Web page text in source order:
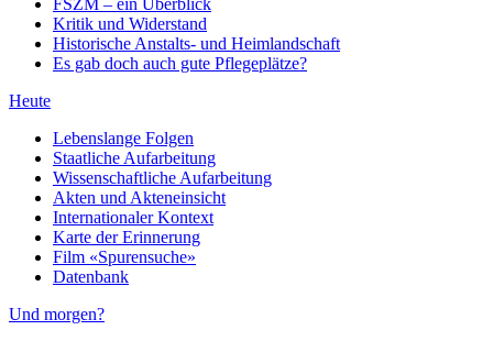
FSZM – ein Überblick
Kritik und Widerstand
Historische Anstalts- und Heimlandschaft
Es gab doch auch gute Pflegeplätze?
Heute
Lebenslange Folgen
Staatliche Aufarbeitung
Wissenschaftliche Aufarbeitung
Akten und Akteneinsicht
Internationaler Kontext
Karte der Erinnerung
Film «Spurensuche»
Datenbank
Und morgen?